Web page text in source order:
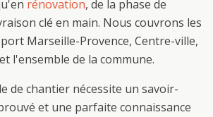
rénovation, de la phase de
clé en main. Nous couvrons les
Marseille-Provence, Centre-ville,
et l'ensemble de la commune.
de chantier nécessite un savoir-
et une parfaite connaissance